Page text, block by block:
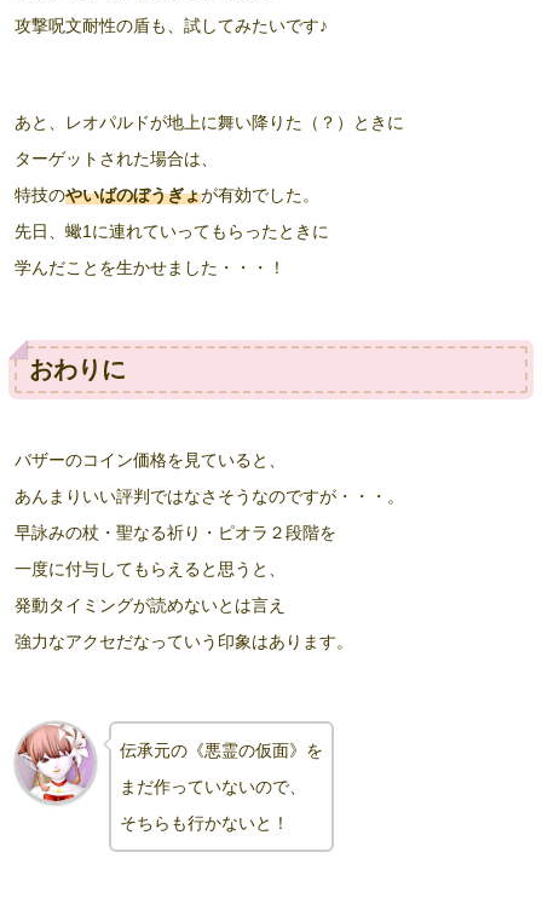
攻撃呪文耐性の盾も、試してみたいです♪
あと、レオパルドが地上に舞い降りた（？）ときに
ターゲットされた場合は、
特技のやいばのぼうぎょが有効でした。
先日、蠍1に連れていってもらったときに
学んだことを生かせました・・・！
おわりに
バザーのコイン価格を見ていると、
あんまりいい評判ではなさそうなのですが・・・。
早詠みの杖・聖なる祈り・ピオラ２段階を
一度に付与してもらえると思うと、
発動タイミングが読めないとは言え
強力なアクセだなっていう印象はあります。
伝承元の《悪霊の仮面》を
まだ作っていないので、
そちらも行かないと！